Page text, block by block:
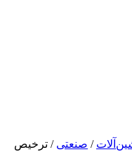
/ صنعتی / ترخیص